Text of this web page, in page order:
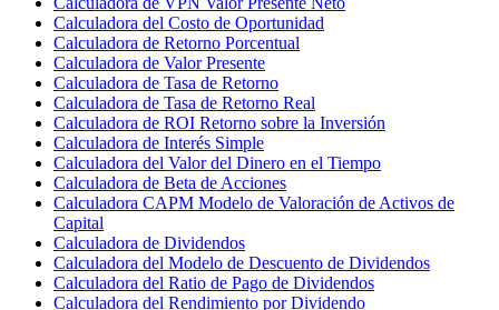
Calculadora del Costo de Oportunidad
Calculadora de Retorno Porcentual
Calculadora de Valor Presente
Calculadora de Tasa de Retorno
Calculadora de Tasa de Retorno Real
Calculadora de ROI Retorno sobre la Inversión
Calculadora de Interés Simple
Calculadora del Valor del Dinero en el Tiempo
Calculadora de Beta de Acciones
Calculadora CAPM Modelo de Valoración de Activos de
Capital
Calculadora de Dividendos
Calculadora del Modelo de Descuento de Dividendos
Calculadora del Ratio de Pago de Dividendos
Calculadora del Rendimiento por Dividendo